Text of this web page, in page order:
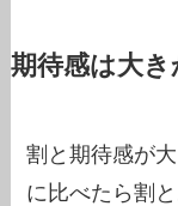
期待感は大
割と期待感が
に比べたら割